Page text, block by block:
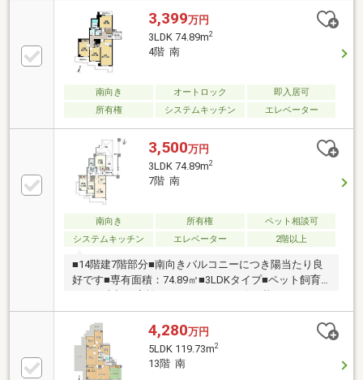
3,399万円
3LDK 74.89m2
4階 南
南向き オートロック
即入居可
所有権
システムキッチン エレベーター
3,500万円
3LDK 74.89m2
7階 南
南向き 所有権
ペット相談可
システムキッチン
エレベーター 2階以上
■14階建7階部分■南向きバルコニーにつき陽当たり良
好です■専有面積：74.89㎡■3LDKタイプ■ペット飼育
可能です。 （管理規約等による制限あり）《室内の
特徴》■各居室に収納がございます。《担当者より一
言》・現在空室のため、お客様のご都合に合わせてご
案内が可能です。お気兼ねなくゆっくりと室内をご覧
いただけますのでぜひ一度ご見学くださいませ。■物
4,280万円
5LDK 119.73m2
13階 南